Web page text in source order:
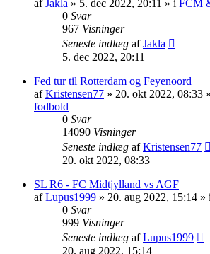
afJakla » 5. dec 2022, 20:11 » i FCM
0 Svar
967 Visninger
Seneste indlæg afJakla
5. dec 2022, 20:11
Fed tur til Rotterdam og Feyenoord
afKristensen77 » 20. okt 2022, 08:33
fodbold
0 Svar
14090 Visninger
Seneste indlæg afKristensen77
20. okt 2022, 08:33
SL R6 - FC Midtjylland vs AGF
afLupus1999 » 20. aug 2022, 15:14 » i
0 Svar
999 Visninger
Seneste indlæg afLupus1999
20. aug 2022, 15:14